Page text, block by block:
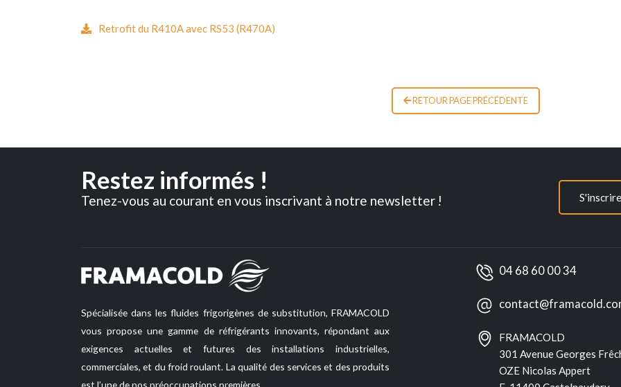
Retrofit du R410A avec RS53 (R470A)
RETOUR PAGE PRÉCÉDENTE
Restez informés !
Tenez-vous au courant en vous inscrivant à notre newsletter ! S'inscrire
Spécialisée dans les fluides frigorigènes de substitution, FRAMACOLD
vous propose une gamme de réfrigérants innovants, répondant aux
exigences actuelles et futures des installations industrielles,
commerciales, et du froid roulant. La qualité des services et des produits
04 68 60 00 34
FRAMACOLD
301 Avenue Georges
OZE Nicolas Appert